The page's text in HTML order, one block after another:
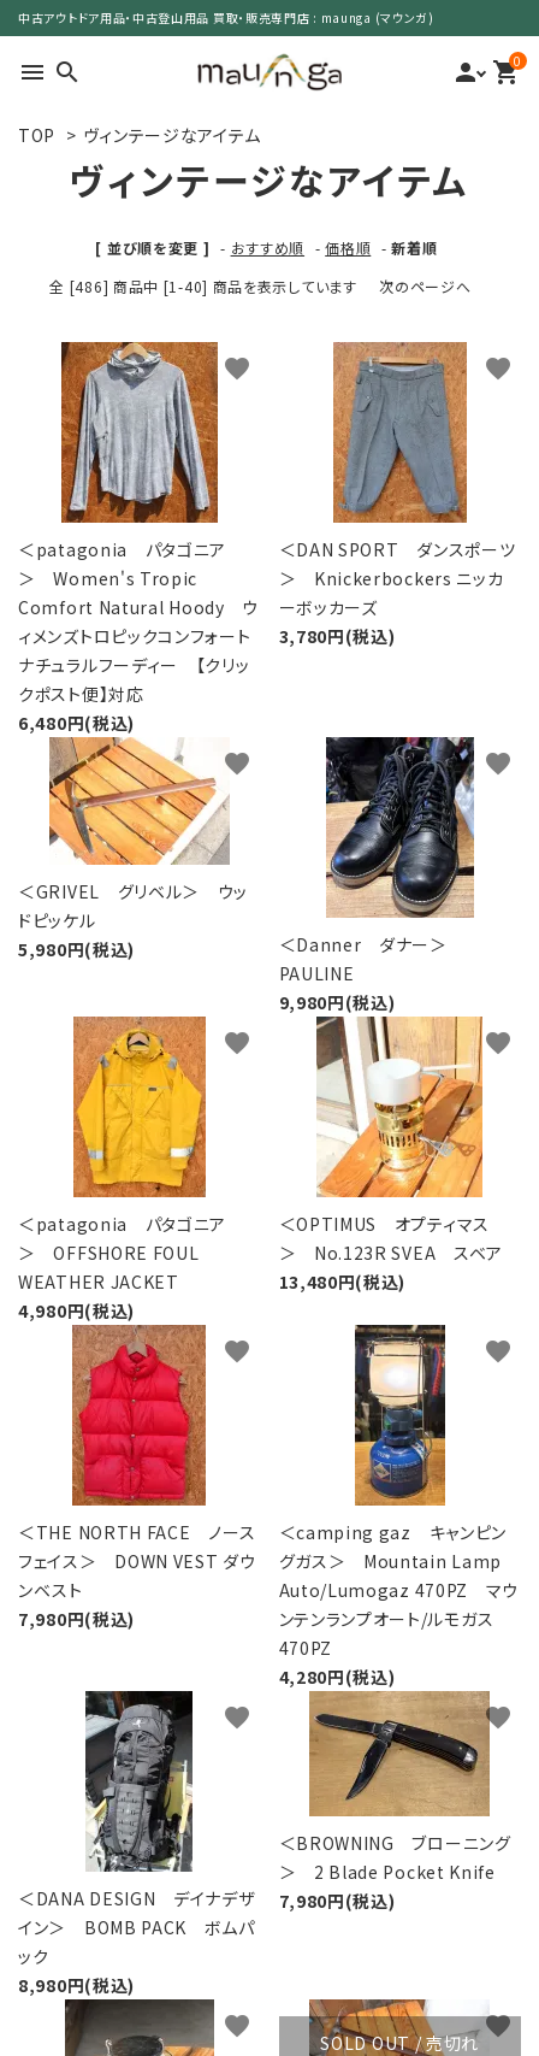
中古アウトドア用品・中古登山用品 買取・販売専門店 : maunga (マウンガ)
menu search person 0
shopping_cart
サイズで選ぶ
特集で選ぶ
価格で選ぶ
買取案内
レンタル・修理
店舗情報
POLICY
INFORMATION
ACCOUNT MENU
ようこそ ゲスト 様
meeting_room ログイン person
TOP > ヴィンテージなアイテム
ヴィンテージなアイテム
[ 並び順を変更 ] - おすすめ順 -価格順 -新着順
全 [486] 商品中 [1-40] 商品を表示しています
次のページへ
＜patagonia パタゴニア
＞ Women's Tropic
Comfort Natural Hoody ウ
ィメンズトロピックコンフォート
ナチュラルフーディー 【クリッ
クポスト便】対応
6,480円(税込)
favorite
＜DAN SPORT ダンスポーツ
＞ Knickerbockers ニッカ
ーボッカーズ
3,780円(税込)
favorite
＜GRIVEL グリベル＞ ウッ
ドピッケル
5,980円(税込)
favorite
＜Danner ダナー＞
PAULINE
9,980円(税込)
favorite
＜patagonia パタゴニア
＞ OFFSHORE FOUL
WEATHER JACKET
4,980円(税込)
favorite
＜OPTIMUS オプティマス
＞ No.123R SVEA スベア
13,480円(税込)
favorite
＜THE NORTH FACE ノース
フェイス＞ DOWN VEST ダウ
ンベスト
7,980円(税込)
favorite
＜camping gaz キャンピン
グガス＞ Mountain Lamp
Auto/Lumogaz 470PZ マウ
ンテンランプオート/ルモガス
470PZ
4,280円(税込)
favorite
＜DANA DESIGN デイナデザ
イン＞ BOMB PACK ボムパ
ック
8,980円(税込)
favorite
＜BROWNING ブローニング
＞ 2 Blade Pocket Knife
7,980円(税込)
favorite
favorite
SOLD OUT / 売切れ
favorite